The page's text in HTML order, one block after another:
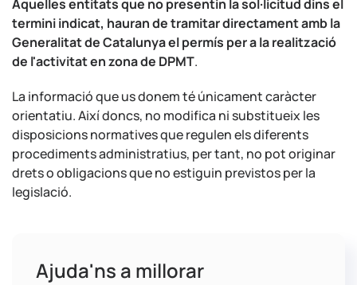
Aquelles entitats que no presentin la sol·licitud dins el
termini indicat, hauran de tramitar directament amb la
Generalitat de Catalunya el permís per a la realització
de l'activitat en zona de DPMT.
La informació que us donem té únicament caràcter
orientatiu. Així doncs, no modifica ni substitueix les
disposicions normatives que regulen els diferents
procediments administratius, per tant, no pot originar
drets o obligacions que no estiguin previstos per la
legislació.
Ajuda'ns a millorar